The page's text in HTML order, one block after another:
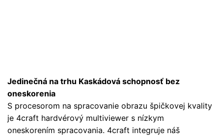
Jedinečná na trhu Kaskádová schopnosť bez
oneskorenia
S procesorom na spracovanie obrazu špičkovej kvality
je 4craft hardvérový multiviewer s nízkym
oneskorením spracovania. 4craft integruje náš